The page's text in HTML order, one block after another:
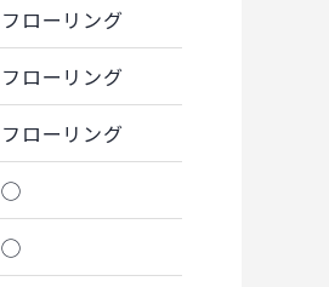
フローリング
フローリング
フローリング
◯
◯